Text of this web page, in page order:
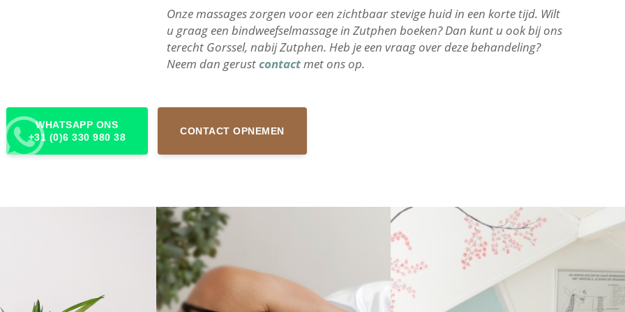
Onze massages zorgen voor een zichtbaar stevige huid in een korte tijd. Wilt
u graag een bindweefselmassage in Zutphen boeken? Dan kunt u ook bij ons
terecht Gorssel, nabij Zutphen. Heb je een vraag over deze behandeling?
Neem dan gerustcontactmet ons op.
WHATSAPP ONS
+31 (0)6 330 980 38
CONTACT OPNEMEN